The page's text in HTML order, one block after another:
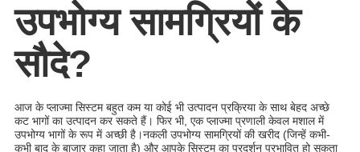
उपभोग्य सामग्रियों के
सौदे?
आज के प्लाज्मा सिस्टम बहुत कम या कोई भी उत्पादन प्रक्रिया के साथ बेहद अच्छे
कट भागों का उत्पादन कर सकते हैं। फिर भी, एक प्लाज्मा प्रणाली केवल मशाल में
उपभोग्य भागों के रूप में अच्छी है।नकली उपभोग्य सामग्रियों की खरीद (जिन्हें कभी-
कभी बाद के बाजार कहा जाता है) और आपके सिस्टम का प्रदर्शन प्रभावित हो सकता